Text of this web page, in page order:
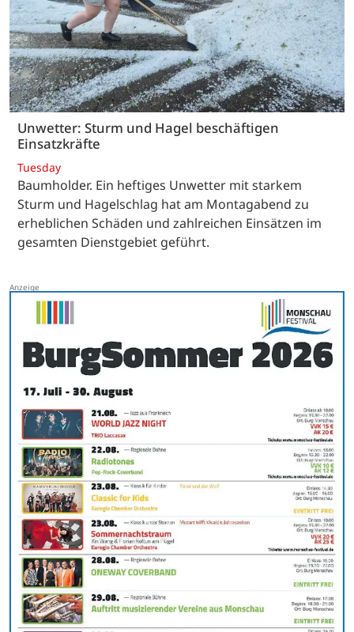
Unwetter: Sturm und Hagel beschäftigen
Einsatzkräfte
Tuesday
Baumholder. Ein heftiges Unwetter mit starkem
Sturm und Hagelschlag hat am Montagabend zu
erheblichen Schäden und zahlreichen Einsätzen im
gesamten Dienstgebiet geführt.